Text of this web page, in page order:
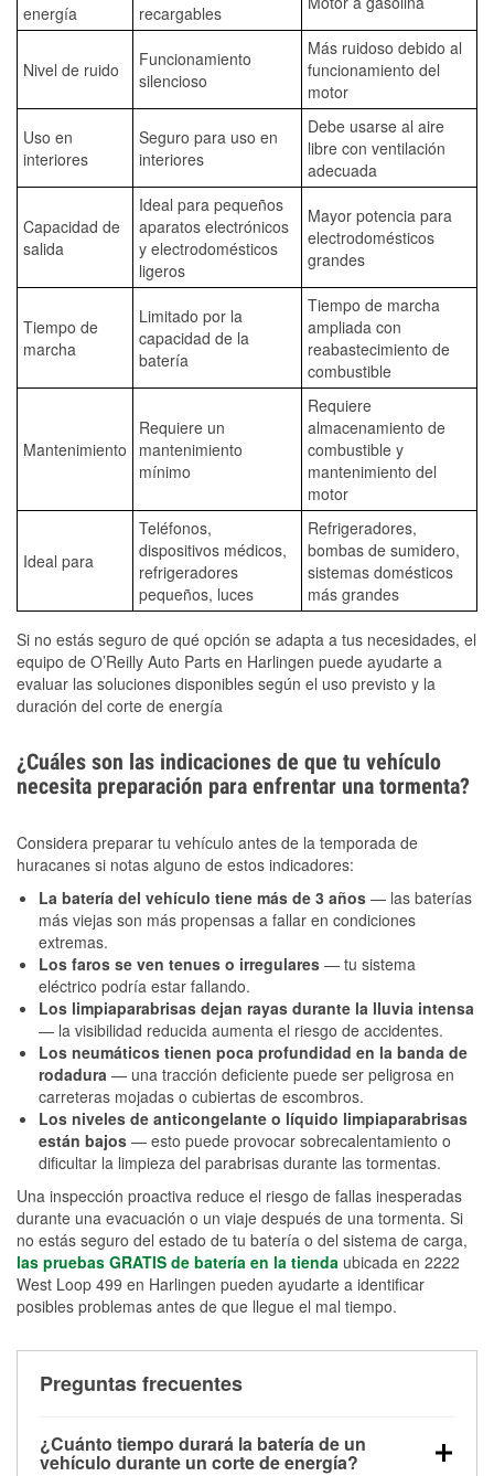
energía
recargables
Nivel de ruido
Funcionamiento
silencioso
Más ruidoso debido al
funcionamiento del
motor
Uso en
interiores
Seguro para uso en
interiores
Debe usarse al aire
libre con ventilación
adecuada
Capacidad de
salida
Ideal para pequeños
aparatos electrónicos
y electrodomésticos
ligeros
Mayor potencia para
electrodomésticos
grandes
Tiempo de
marcha
Limitado por la
capacidad de la
batería
Tiempo de marcha
ampliada con
reabastecimiento de
combustible
Mantenimiento
Requiere un
mantenimiento
mínimo
Requiere
almacenamiento de
combustible y
mantenimiento del
motor
Ideal para
Teléfonos,
dispositivos médicos,
refrigeradores
pequeños, luces
Refrigeradores,
bombas de sumidero,
sistemas domésticos
más grandes
Si no estás seguro de qué opción se adapta a tus necesidades, el
equipo de O’Reilly Auto Parts en Harlingen puede ayudarte a
evaluar las soluciones disponibles según el uso previsto y la
duración del corte de energía
¿Cuáles son las indicaciones de que tu vehículo
necesita preparación para enfrentar una tormenta?
Considera preparar tu vehículo antes de la temporada de
huracanes si notas alguno de estos indicadores:
La batería del vehículo tiene más de 3 años — las baterías
más viejas son más propensas a fallar en condiciones
extremas.
Los faros se ven tenues o irregulares — tu sistema
eléctrico podría estar fallando.
Los limpiaparabrisas dejan rayas durante la lluvia intensa
— la visibilidad reducida aumenta el riesgo de accidentes.
Los neumáticos tienen poca profundidad en la banda de
rodadura — una tracción deficiente puede ser peligrosa en
carreteras mojadas o cubiertas de escombros.
Los niveles de anticongelante o líquido limpiaparabrisas
están bajos — esto puede provocar sobrecalentamiento o
dificultar la limpieza del parabrisas durante las tormentas.
Una inspección proactiva reduce el riesgo de fallas inesperadas
durante una evacuación o un viaje después de una tormenta. Si
no estás seguro del estado de tu batería o del sistema de carga,
las pruebas GRATIS de batería en la tienda ubicada en 2222
West Loop 499 en Harlingen pueden ayudarte a identificar
posibles problemas antes de que llegue el mal tiempo.
Preguntas frecuentes
¿Cuánto tiempo durará la batería de un
vehículo durante un corte de energía?